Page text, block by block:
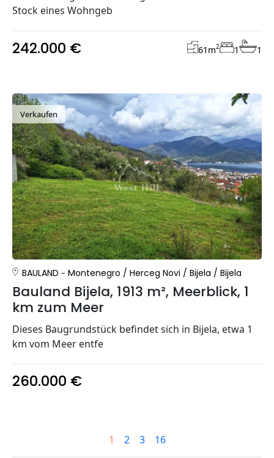
Stock eines Wohngeb
242.000 € 61 m2 1 1
Verkaufen
BAULAND Montenegro / Herceg Novi / Bijela / Bijela
Bauland Bijela, 1913 m², Meerblick, 1
km zum Meer
Dieses Baugrundstück befindet sich in Bijela, etwa 1
km vom Meer entfe
260.000 €
1 2 3 16